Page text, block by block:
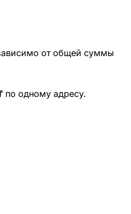
от общей суммы
по одному адресу.